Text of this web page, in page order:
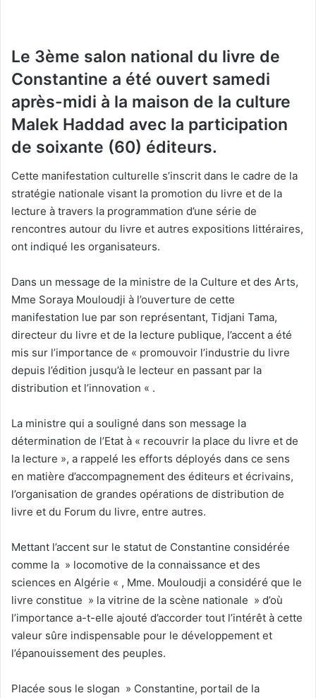
Le 3ème salon national du livre de
Constantine a été ouvert samedi
après-midi à la maison de la culture
Malek Haddad avec la participation
de soixante (60) éditeurs.
Cette manifestation culturelle s’inscrit dans le cadre de la
stratégie nationale visant la promotion du livre et de la
lecture à travers la programmation d’une série de
rencontres autour du livre et autres expositions littéraires,
ont indiqué les organisateurs.
Dans un message de la ministre de la Culture et des Arts,
Mme Soraya Mouloudji à l’ouverture de cette
manifestation lue par son représentant, Tidjani Tama,
directeur du livre et de la lecture publique, l’accent a été
mis sur l’importance de « promouvoir l’industrie du livre
depuis l’édition jusqu’à le lecteur en passant par la
distribution et l’innovation « .
La ministre qui a souligné dans son message la
détermination de l’Etat à « recouvrir la place du livre et de
la lecture », a rappelé les efforts déployés dans ce sens
en matière d’accompagnement des éditeurs et écrivains,
l’organisation de grandes opérations de distribution de
livre et du Forum du livre, entre autres.
Mettant l’accent sur le statut de Constantine considérée
comme la » locomotive de la connaissance et des
sciences en Algérie « , Mme. Mouloudji a considéré que le
livre constitue » la vitrine de la scène nationale » d’où
l’importance a-t-elle ajouté d’accorder tout l’intérêt à cette
valeur sûre indispensable pour le développement et
l’épanouissement des peuples.
Placée sous le slogan » Constantine, portail de la